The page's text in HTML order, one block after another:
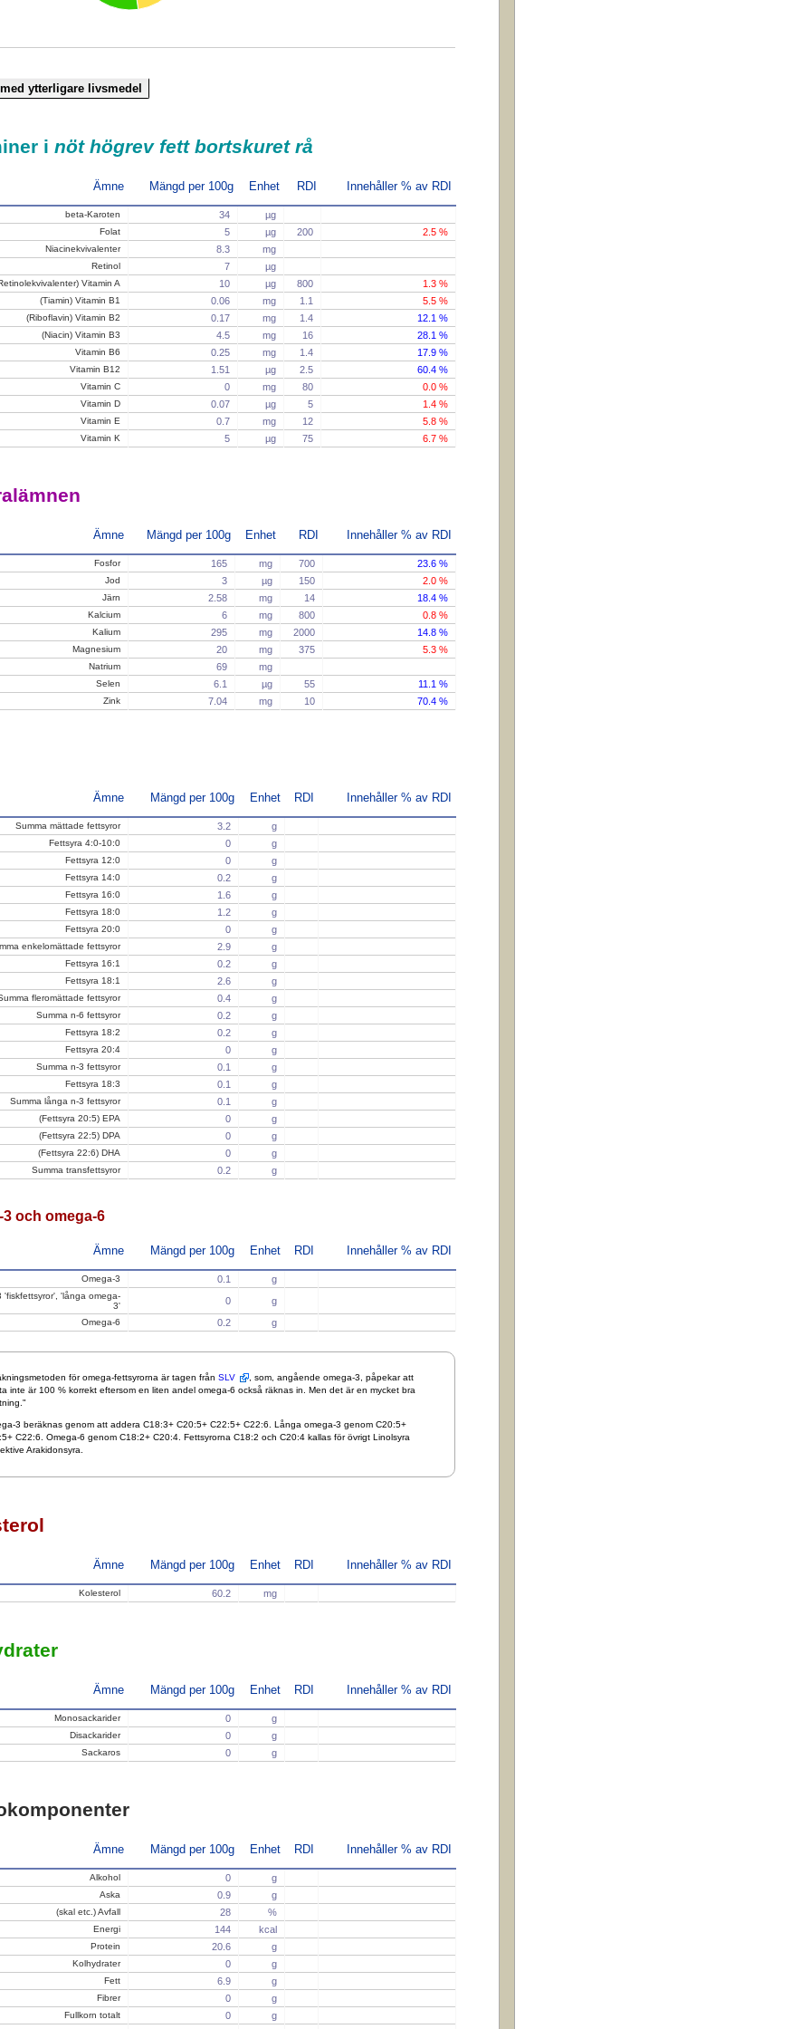
i nöt högrev fett bortskuret rå
Ämne Mängd per 100g Enhet RDI Innehåller % av RDI
beta-Karoten 34 µg
Folat 5 µg 200 2.5 %
Niacinekvivalenter 8.3 mg
Retinol 7 µg
Vitamin A 10 µg 800 1.3 %
(Tiamin) Vitamin B1 0.06 mg 1.1 5.5 %
(Riboflavin) Vitamin B2 0.17 mg 1.4 12.1 %
(Niacin) Vitamin B3 4.5 mg 16 28.1 %
Vitamin B6 0.25 mg 1.4 17.9 %
Vitamin B12 1.51 µg 2.5 60.4 %
Vitamin C 0 mg 80 0.0 %
Vitamin D 0.07 µg 5 1.4 %
Vitamin E 0.7 mg 12 5.8 %
Vitamin K 5 µg 75 6.7 %
Ämne Mängd per 100g Enhet RDI Innehåller % av RDI
Fosfor 165 mg 700 23.6 %
Jod 3 µg 150 2.0 %
Järn 2.58 mg 14 18.4 %
Kalcium 6 mg 800 0.8 %
Kalium 295 mg 2000 14.8 %
Magnesium 20 mg 375 5.3 %
Natrium 69 mg
Selen 6.1 µg 55 11.1 %
Zink 7.04 mg 10 70.4 %
Ämne Mängd per 100g Enhet RDI Innehåller % av RDI
Summa mättade fettsyror 3.2 g
Fettsyra 4:0-10:0 0 g
Fettsyra 12:0 0 g
Fettsyra 14:0 0.2 g
Fettsyra 16:0 1.6 g
Fettsyra 18:0 1.2 g
Fettsyra 20:0 0 g
enkelomättade fettsyror 2.9 g
Fettsyra 16:1 0.2 g
Fettsyra 18:1 2.6 g
fleromättade fettsyror 0.4 g
Summa n-6 fettsyror 0.2 g
Fettsyra 18:2 0.2 g
Fettsyra 20:4 0 g
Summa n-3 fettsyror 0.1 g
Fettsyra 18:3 0.1 g
Summa långa n-3 fettsyror 0.1 g
(Fettsyra 20:5) EPA 0 g
(Fettsyra 22:5) DPA 0 g
(Fettsyra 22:6) DHA 0 g
Summa transfettsyror 0.2 g
3 och omega-6
Ämne Mängd per 100g Enhet RDI Innehåller % av RDI
Omega-3 0.1 g
'fiskfettsyror', 'långa omega-
3'
0 g
Omega-6 0.2 g
för omega-fettsyrorna är tagen från SLV
, som, angående omega-3, påpekar att
inte är 100 % korrekt eftersom en liten andel omega-6 också räknas in. Men det är en mycket bra
3 beräknas genom att addera C18:3+ C20:5+ C22:5+ C22:6. Långa omega-3 genom C20:5+
C22:6. Omega-6 genom C18:2+ C20:4. Fettsyrorna C18:2 och C20:4 kallas för övrigt Linolsyra
Arakidonsyra.
Ämne Mängd per 100g Enhet RDI Innehåller % av RDI
Kolesterol 60.2 mg
Ämne Mängd per 100g Enhet RDI Innehåller % av RDI
Monosackarider 0 g
Disackarider 0 g
Sackaros 0 g
Ämne Mängd per 100g Enhet RDI Innehåller % av RDI
Alkohol 0 g
Aska 0.9 g
(skal etc.) Avfall 28 %
Energi 144 kcal
Protein 20.6 g
Kolhydrater 0 g
Fett 6.9 g
Fibrer 0 g
Fullkorn totalt 0 g